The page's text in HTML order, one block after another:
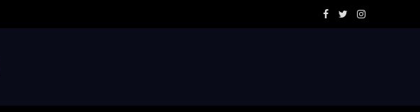
Facebook
TwitterInstagram